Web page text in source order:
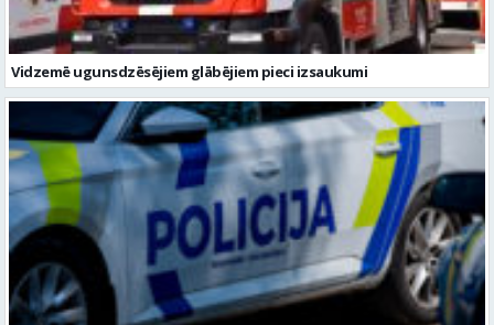
Vidzemē ugunsdzēsējiem glābējiem pieci izsaukumi